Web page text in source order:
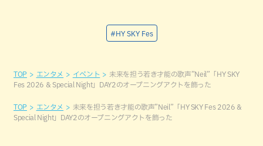
#HY SKY Fes
TOP エンタメ イベント
未来を担う若き才能の歌声”Neil”「HY SKY
Fes 2026 & Special Night」DAY2のオープニングアクトを飾った
TOP エンタメ
未来を担う若き才能の歌声”Neil”「HY SKY Fes 2026 &
Special Night」DAY2のオープニングアクトを飾った